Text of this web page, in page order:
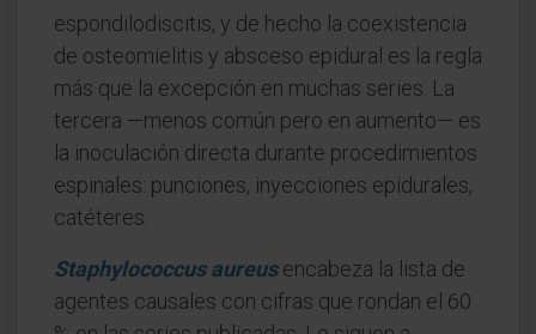
espondilodiscitis, y de hecho la coexistencia
de osteomielitis y absceso epidural es la regla
más que la excepción en muchas series. La
tercera —menos común pero en aumento— es
la inoculación directa durante procedimientos
espinales: punciones, inyecciones epidurales,
catéteres.
Staphylococcus aureusencabeza la lista de
agentes causales con cifras que rondan el 60